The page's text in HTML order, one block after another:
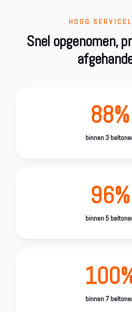
HOOG
Snel opgenomen,
88%
binnen 3
96%
binnen 5
binnen 7